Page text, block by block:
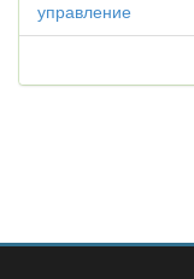
управление